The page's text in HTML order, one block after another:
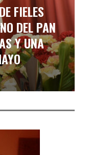
FIELES
DEL PAN
Y UNA